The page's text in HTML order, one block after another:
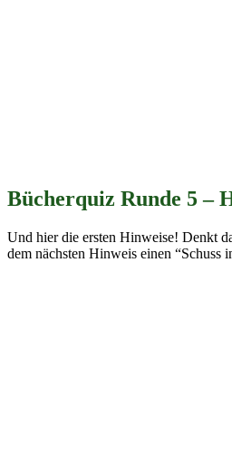
Bücherquiz Runde 5 –
Und hier die ersten Hinweise! Denkt
dem nächsten Hinweis einen “Schuss